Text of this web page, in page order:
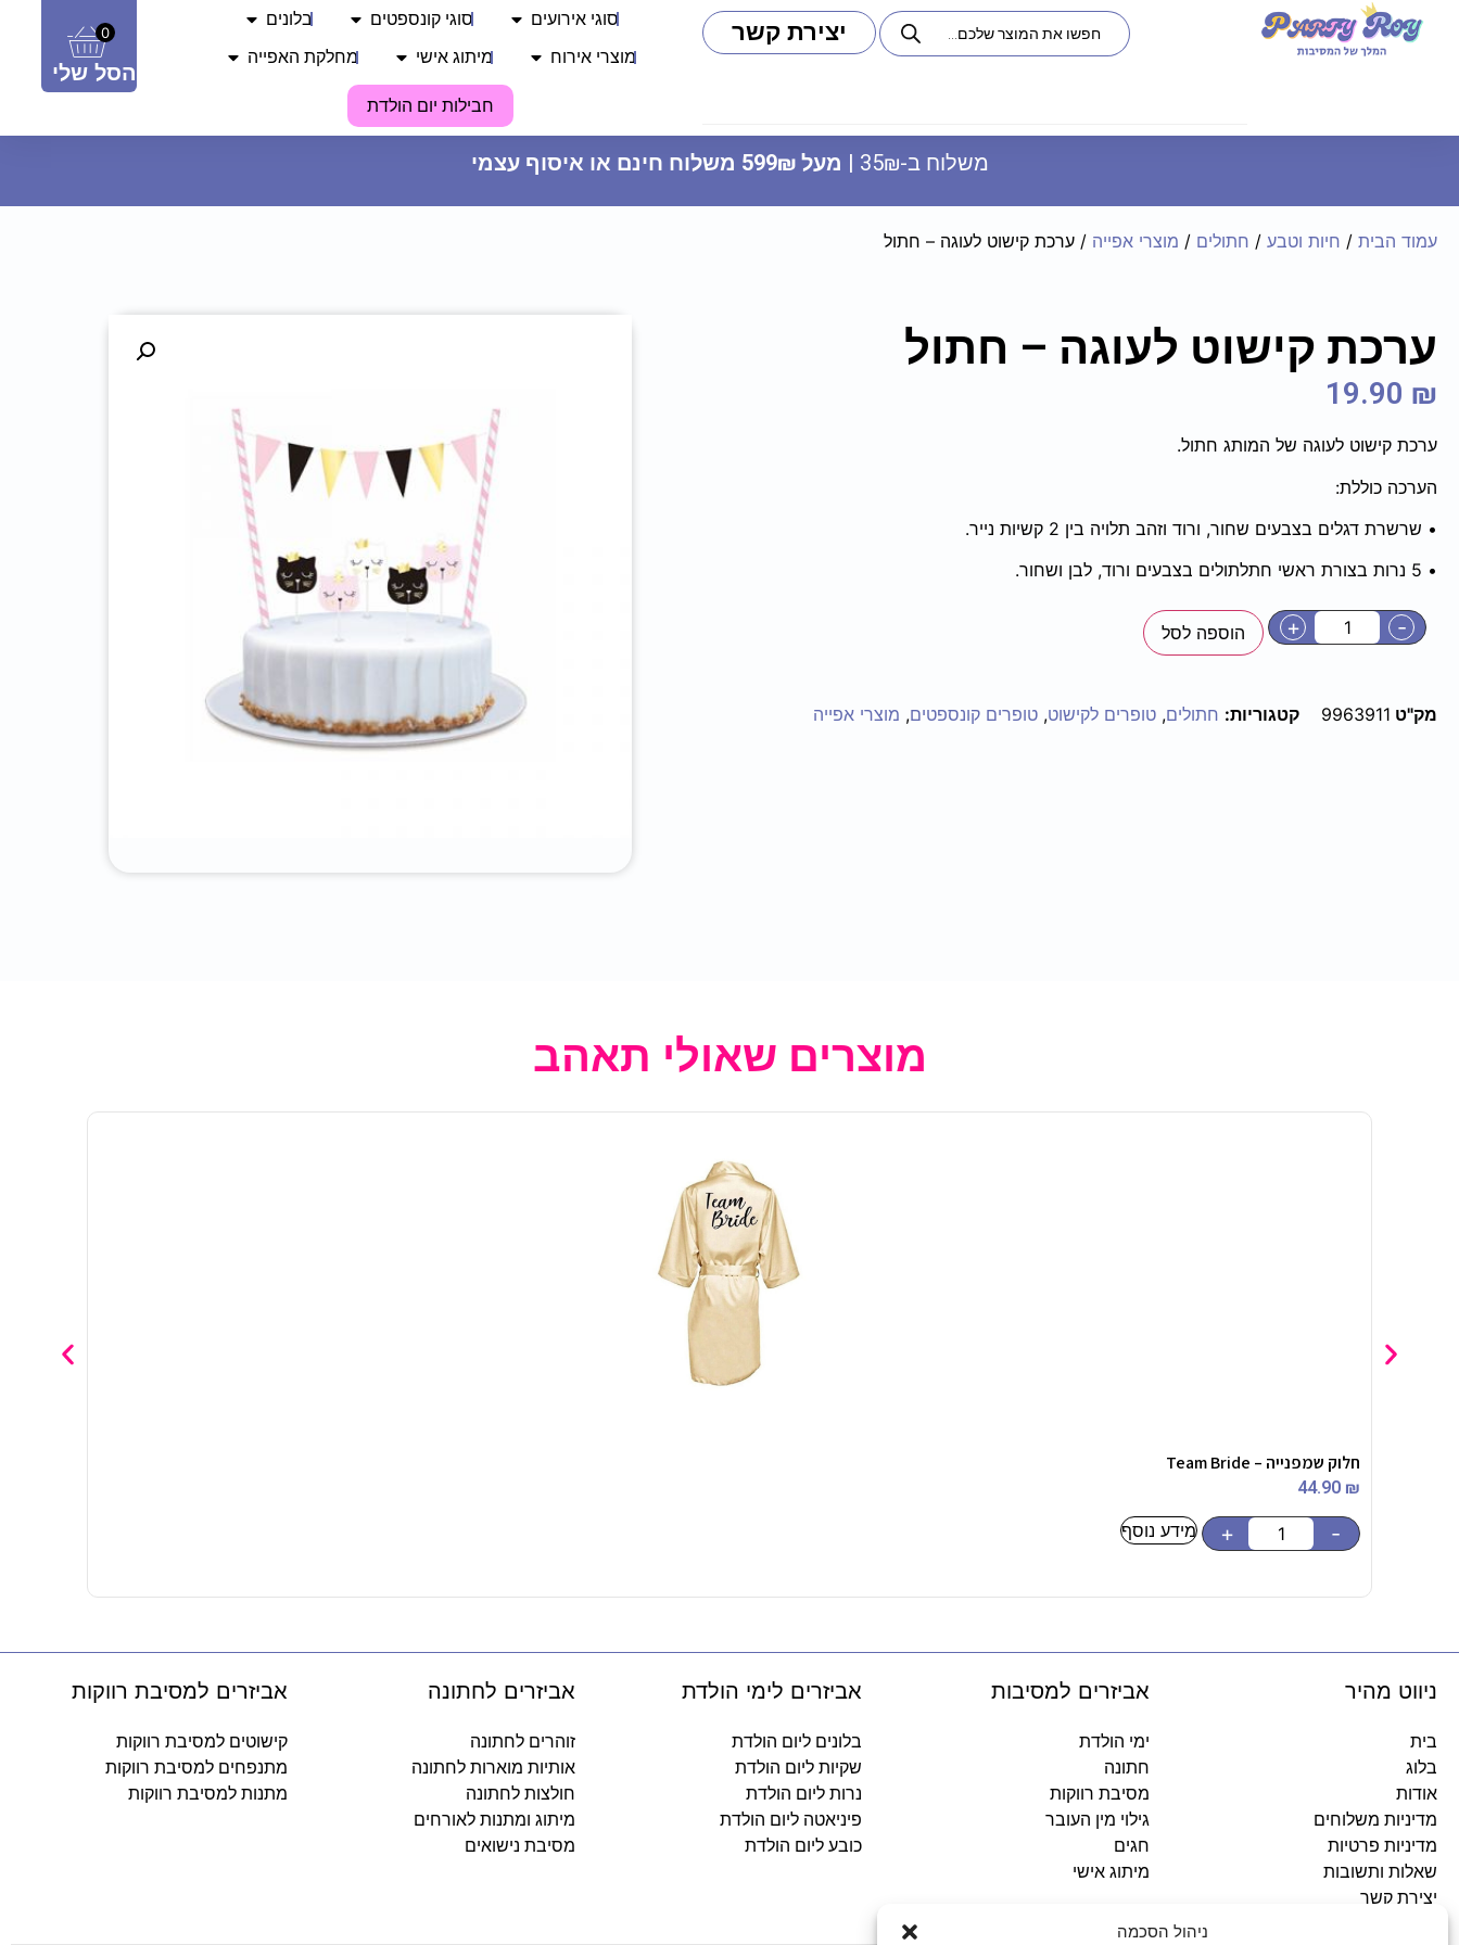
ניהול הסכמה
צלחות נייר מתכלה קטנות - במבי
0
הסל שלי
יצירת קשר סוגי אירועים סוגי קונספטים בלונים
מוצרי אירוח מיתוג אישי מחלקת האפייה
חבילות יום הולדת
משלוח ב-35₪ | מעל 599₪ משלוח חינם או איסוף עצמי
עמוד הבית / חיות וטבע / חתולים / מוצרי אפייה / ערכת קישוט לעוגה – חתול
ערכת קישוט לעוגה – חתול
19.90 ₪
ערכת קישוט לעוגה של המותג חתול.
הערכה כוללת:
• שרשרת דגלים בצבעים שחור, ורוד וזהב תלויה בין 2 קשיות נייר.
• 5 נרות בצורת ראשי חתלתולים בצבעים ורוד, לבן ושחור.
-
+ הוספה לסל
מק"ט 9963911 קטגוריות: חתולים, טופרים לקישוט, טופרים קונספטים, מוצרי אפייה
מוצרים שאולי תאהב
חלוק שמפנייה – Team Bride
44.90 ₪
-
+ מידע נוסף
ניווט מהיר
בית
בלוג
אודות
מדיניות משלוחים
מדיניות פרטיות
שאלות ותשובות
יצירת קשר
אביזרים למסיבות
ימי הולדת
חתונה
מסיבת רווקות
גילוי מין העובר
חגים
מיתוג אישי
אביזרים לימי הולדת
בלונים ליום הולדת
שקיות ליום הולדת
נרות ליום הולדת
פיניאטה ליום הולדת
כובע ליום הולדת
אביזרים לחתונה
זוהרים לחתונה
אותיות מוארות לחתונה
חולצות לחתונה
מיתוג ומתנות לאורחים
מסיבת נישואים
אביזרים למסיבת רווקות
קישוטים למסיבת רווקות
מתנפחים למסיבת רווקות
מתנות למסיבת רווקות